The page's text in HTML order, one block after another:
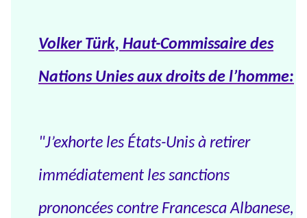
Volker Türk, Haut-Commissaire des
Nations Unies aux droits de l’homme:
"J’exhorte les États-Unis à retirer
immédiatement les sanctions
prononcées contre Francesca Albanese,